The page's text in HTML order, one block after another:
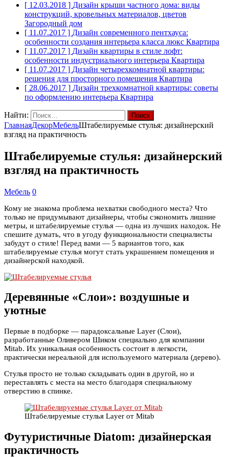
[ 12.03.2018 ] Дизайн крыши частного дома: виды
конструкций, кровельных материалов, цветов
Загородный дом
[ 11.07.2017 ] Дизайн современного пентхауса:
особенности создания интерьера класса люкс Квартира
[ 11.07.2017 ] Дизайн квартиры в стиле лофт:
особенности индустриального интерьера Квартира
[ 11.07.2017 ] Дизайн четырехкомнатной квартиры:
решения для просторного помещения Квартира
[ 28.06.2017 ] Дизайн трехкомнатной квартиры: советы
по оформлению интерьера Квартира
Найти:
ГлавнаяДекорМебельШтабелируемые стулья: дизайнерский
взгляд на практичность
Штабелируемые стулья: дизайнерский
взгляд на практичность
Мебель 0
Кому не знакома проблема нехватки свободного места? Что
только не придумывают дизайнеры, чтобы сэкономить лишние
метры, и штабелируемые стулья — одна из лучших находок. Не
спешите думать, что в угоду функциональности специалисты
забудут о стиле! Перед вами — 5 вариантов того, как
штабелируемые стулья могут стать украшением помещения и
дизайнерской находкой.
Деревянные «Слои»: воздушные и
уютные
Первые в подборке — парадоксальные Layer (Слои),
разработанные Оливером Шиком специально для компании
Mitab. Их уникальная особенность состоит в легкости,
практически нереальной для используемого материала (дерево).
Стулья просто не только складывать один в другой, но и
переставлять с места на место благодаря специальному
отверстию в спинке.
Штабелируемые стулья Layer от Mitab
Футуристичные Diatom: дизайнерская
практичность